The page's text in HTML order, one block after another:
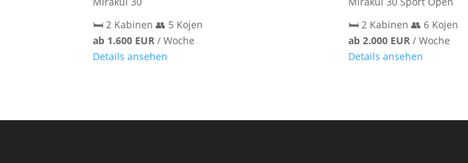
🛏️ 2 Kabinen 👥 5 Kojen
ab 1.600 EUR / Woche
Details ansehen
🛏️ 2 Kabinen 👥 6 Kojen
ab 2.000 EUR/ Woche
Details ansehen